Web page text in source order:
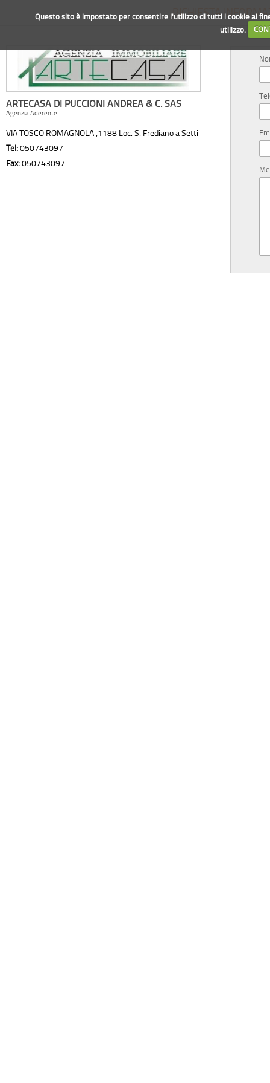
Questo sito è impostato per consentire l'utilizzo di tutti i cookie al
utilizzo.
RICHIESTA
ARTECASA DI PUCCIONI ANDREA & C. SAS
Agenzia Aderente
VIA TOSCO ROMAGNOLA ,1188 Loc. S. Frediano a Setti
Tel:050743097
Fax:050743097